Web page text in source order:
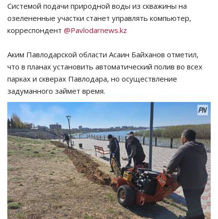
Курултай
Қазақша Русский
Системой подачи природной воды из скважины на
озелененные участки станет управлять компьютер,
корреспондент @Pavlodarnews.kz
Аким Павлодарской области Асаин Байханов отметил,
что в планах установить автоматический полив во всех
парках и скверах Павлодара, но осуществление
задуманного займет время.